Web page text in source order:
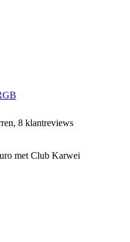
8 klantreviews
met Club Karwei